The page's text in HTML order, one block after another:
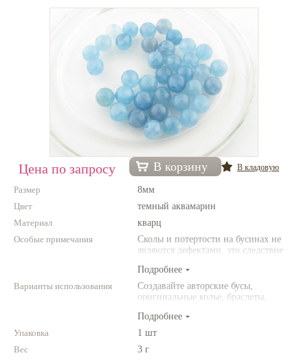
Инструменты и материалы
Эпоксидная смола
Шнуры, ленты, нитки
По темам и сезонам
Бисер TOHO
Нетемнеющая фурнитура
Всё для вышивки
Натуральные камни
Каталог
Цена по запросу В корзину В кладовую
Размер
8мм
Цвет
темный аквамарин
Материал
кварц
Особые примечания
Сколы и потертости на бусинах не
являются дефектами, это следствие
природного камня. Цвет и размер
товара может отличаться от
представленных на фото.
Подробнее
Варианты использования
Создавайте авторские бусы,
оригинальные колье, браслеты,
Комбинируйте различные цвета и
размеры. Фантазируйте!
Подробнее
Упаковка
1 шт
Вес
3 г